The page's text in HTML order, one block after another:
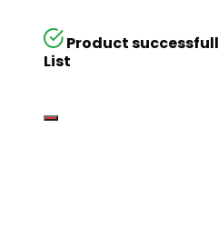
Product
List